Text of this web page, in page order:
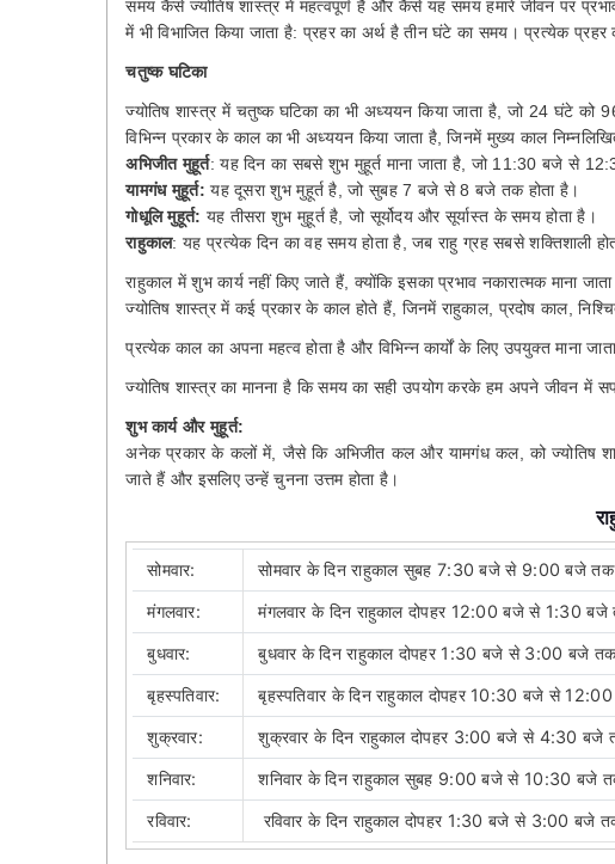
समय कैसे ज्योतिष शास्त्र में महत्वपूर्ण है और कैसे यह समय हमारे जीवन पर
में भी विभाजित किया जाता है: प्रहर का अर्थ है तीन घंटे का समय। प्रत्येक
चतुष्क घटिका
ज्योतिष शास्त्र में चतुष्क घटिका का भी अध्ययन किया जाता है, जो 24 घंटे को
विभिन्न प्रकार के काल का भी अध्ययन किया जाता है, जिनमें मुख्य काल
अभिजीत मुहूर्त: यह दिन का सबसे शुभ मुहूर्त माना जाता है, जो 11:30 बजे से
यामगंध मुहूर्त: यह दूसरा शुभ मुहूर्त है, जो सुबह 7 बजे से 8 बजे तक होता है।
गोधूलि मुहूर्त: यह तीसरा शुभ मुहूर्त है, जो सूर्योदय और सूर्यास्त के समय होता है।
राहुकाल: यह प्रत्येक दिन का वह समय होता है, जब राहु ग्रह सबसे शक्तिशाली
राहुकाल में शुभ कार्य नहीं किए जाते हैं, क्योंकि इसका प्रभाव नकारात्मक माना
ज्योतिष शास्त्र में कई प्रकार के काल होते हैं, जिनमें राहुकाल, प्रदोष काल,
प्रत्येक काल का अपना महत्व होता है और विभिन्न कार्यों के लिए उपयुक्त माना
ज्योतिष शास्त्र का मानना है कि समय का सही उपयोग करके हम अपने जीवन
शुभ कार्य और मुहूर्त:
अनेक प्रकार के कलों में, जैसे कि अभिजीत कल और यामगंध कल, को ज्योतिष
जाते हैं और इसलिए उन्हें चुनना उत्तम होता है।
सोमवार: सोमवार के दिन राहुकाल सुबह 7:30 बजे से 9:00 बजे तक
मंगलवार: मंगलवार के दिन राहुकाल दोपहर 12:00 बजे से 1:30 बजे
बुधवार: बुधवार के दिन राहुकाल दोपहर 1:30 बजे से 3:00 बजे तक
बृहस्पतिवार: बृहस्पतिवार के दिन राहुकाल दोपहर 10:30 बजे से
शुक्रवार: शुक्रवार के दिन राहुकाल दोपहर 3:00 बजे से 4:30 बजे
शनिवार: शनिवार के दिन राहुकाल सुबह 9:00 बजे से 10:30 बजे
रविवार: रविवार के दिन राहुकाल दोपहर 1:30 बजे से 3:00 बजे